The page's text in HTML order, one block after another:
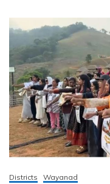
Districts Wayanad